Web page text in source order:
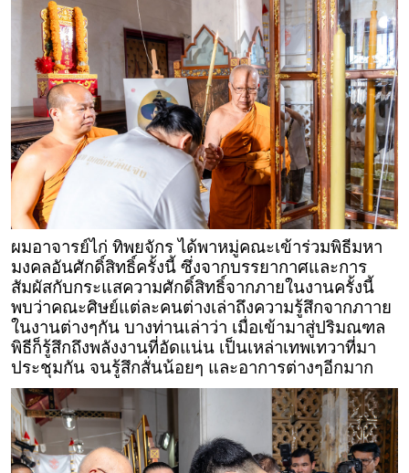
ผมอาจารย์ไก่ ทิพยจักร ได้พาหมู่คณะเข้าร่วมพิธีมหา
มงคลอันศักดิ์สิทธิ์ครั้งนี้ ซึ่งจากบรรยากาศและการ
สัมผัสกับกระแสความศักดิ์สิทธิ์จากภายในงานครั้งนี้
พบว่าคณะศิษย์แต่ละคนต่างเล่าถึงความรู้สึกจากภาาย
ในงานต่างๆกัน บางท่านเล่าว่า เมื่อเข้ามาสู่ปริมณฑล
พิธีก็รู้สึกถึงพลังงานที่อัดแน่น เป็นเหล่าเทพเทวาที่มา
ประชุมกัน จนรู้สึกสั่นน้อยๆ และอาการต่างๆอีกมาก